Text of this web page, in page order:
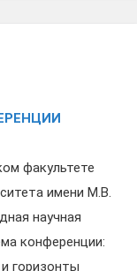
факультете
имени М.В.
научная
конференции:
горизонты